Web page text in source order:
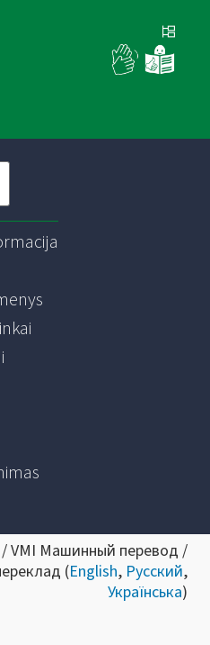
VMI Машинный перевод /
(English, Русский,
Українська)